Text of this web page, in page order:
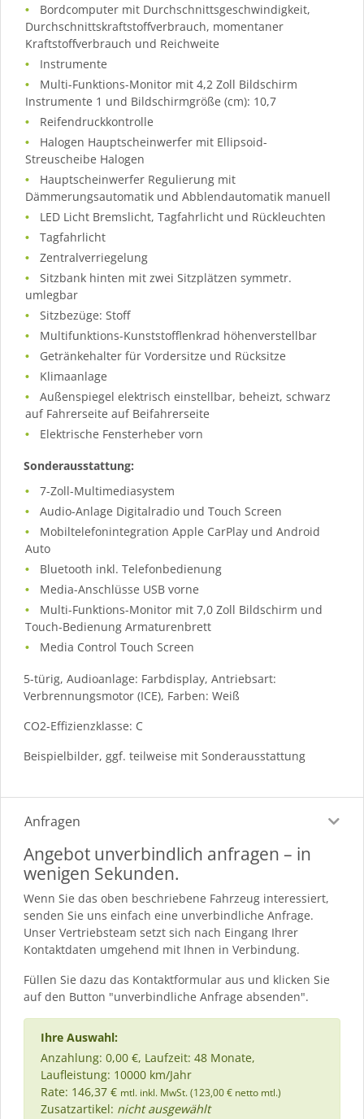
Bordcomputer mit Durchschnittsgeschwindigkeit,
Durchschnittskraftstoffverbrauch, momentaner
Kraftstoffverbrauch und Reichweite
Instrumente
Multi-Funktions-Monitor mit 4,2 Zoll Bildschirm
Instrumente 1 und Bildschirmgröße (cm): 10,7
Reifendruckkontrolle
Halogen Hauptscheinwerfer mit Ellipsoid-
Streuscheibe Halogen
Hauptscheinwerfer Regulierung mit
Dämmerungsautomatik und Abblendautomatik manuell
LED Licht Bremslicht, Tagfahrlicht und Rückleuchten
Tagfahrlicht
Zentralverriegelung
Sitzbank hinten mit zwei Sitzplätzen symmetr.
umlegbar
Sitzbezüge: Stoff
Multifunktions-Kunststofflenkrad höhenverstellbar
Getränkehalter für Vordersitze und Rücksitze
Klimaanlage
Außenspiegel elektrisch einstellbar, beheizt, schwarz
auf Fahrerseite auf Beifahrerseite
Elektrische Fensterheber vorn
Sonderausstattung:
7-Zoll-Multimediasystem
Audio-Anlage Digitalradio und Touch Screen
Mobiltelefonintegration Apple CarPlay und Android
Auto
Bluetooth inkl. Telefonbedienung
Media-Anschlüsse USB vorne
Multi-Funktions-Monitor mit 7,0 Zoll Bildschirm und
Touch-Bedienung Armaturenbrett
Media Control Touch Screen
5-türig, Audioanlage: Farbdisplay, Antriebsart:
Verbrennungsmotor (ICE), Farben: Weiß
CO2-Effizienzklasse: C
Beispielbilder, ggf. teilweise mit Sonderausstattung
Anfragen
Angebot unverbindlich anfragen – in
wenigen Sekunden.
Wenn Sie das oben beschriebene Fahrzeug interessiert,
senden Sie uns einfach eine unverbindliche Anfrage.
Unser Vertriebsteam setzt sich nach Eingang Ihrer
Kontaktdaten umgehend mit Ihnen in Verbindung.
Füllen Sie dazu das Kontaktformular aus und klicken Sie
auf den Button "unverbindliche Anfrage absenden".
Ihre Auswahl:
Anzahlung: 0,00 €, Laufzeit: 48 Monate,
Laufleistung: 10000 km/Jahr
Rate: 146,37 € mtl. inkl. MwSt. (123,00 € netto mtl.)
Zusatzartikel: nicht ausgewählt